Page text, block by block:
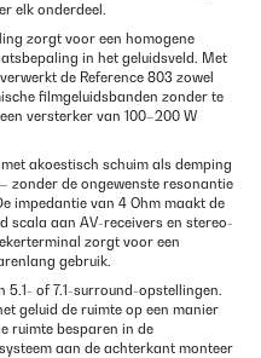
elk onderdeel.
zorgt voor een homogene
in het geluidsveld. Met
de Reference 803 zowel
filmgeluidsbanden zonder te
versterker van 100–200 W
akoestisch schuim als demping
zonder de ongewenste resonantie
impedantie van 4 Ohm maakt de
scala aan AV-receivers en stereo-
zorgt voor een
gebruik.
5.1- of 7.1-surround-opstellingen.
geluid de ruimte op een manier
ruimte besparen in de
aan de achterkant monteer